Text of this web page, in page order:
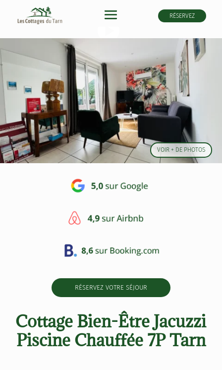
RÉSERVEZ
VOIR + DE PHOTOS
RÉSERVEZ VOTRE SÉJOUR
Cottage Bien-Être Jacuzzi
Piscine Chauffée7PTarn